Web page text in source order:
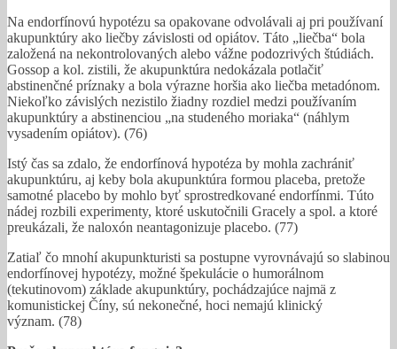
Na endorfínovú hypotézu sa opakovane odvolávali aj pri používaní
akupunktúry ako liečby závislosti od opiátov. Táto „liečba“ bola
založená na nekontrolovaných alebo vážne podozrivých štúdiách.
Gossop a kol. zistili, že akupunktúra nedokázala potlačiť
abstinenčné príznaky a bola výrazne horšia ako liečba metadónom.
Niekoľko závislých nezistilo žiadny rozdiel medzi používaním
akupunktúry a abstinenciou „na studeného moriaka“ (náhlym
vysadením opiátov). (76)
Istý čas sa zdalo, že endorfínová hypotéza by mohla zachrániť
akupunktúru, aj keby bola akupunktúra formou placeba, pretože
samotné placebo by mohlo byť sprostredkované endorfínmi. Túto
nádej rozbili experimenty, ktoré uskutočnili Gracely a spol. a ktoré
preukázali, že naloxón neantagonizuje placebo. (77)
Zatiaľ čo mnohí akupunkturisti sa postupne vyrovnávajú so slabinou
endorfínovej hypotézy, možné špekulácie o humorálnom
(tekutinovom) základe akupunktúry, pochádzajúce najmä z
komunistickej Číny, sú nekonečné, hoci nemajú klinický
význam. (78)